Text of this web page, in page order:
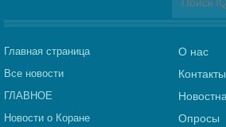
Главная страница
Все новости
ГЛАВНОЕ
Новости о Коране
О нас
Контакты
Опросы